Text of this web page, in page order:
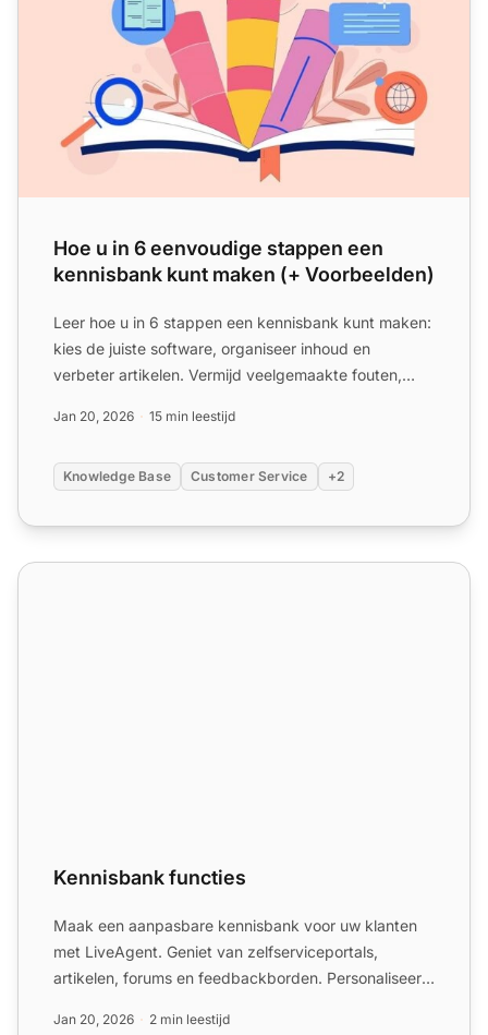
Hoe u in 6 eenvoudige stappen een
kennisbank kunt maken (+ Voorbeelden)
Leer hoe u in 6 stappen een kennisbank kunt maken:
kies de juiste software, organiseer inhoud en
verbeter artikelen. Vermijd veelgemaakte fouten,
Jan 20, 2026 15 min leestijd
Knowledge Base Customer Service +2
Kennisbank functies
Kennisbank functies
Maak een aanpasbare kennisbank voor uw klanten
met LiveAgent. Geniet van zelfserviceportals,
artikelen, forums en feedbackborden. Personaliseer
Jan 20, 2026 2 min leestijd